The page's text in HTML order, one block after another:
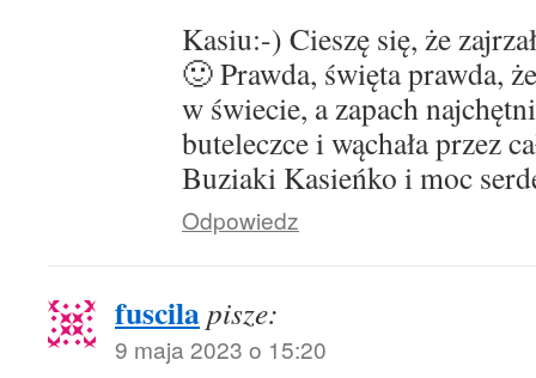
Kasiu:-) Cieszę się, że
🙂 Prawda, święta prawda,
w świecie, a zapach
buteleczce i wąchała przez
Buziaki Kasieńko i moc
Odpowiedz
fuscilapisze:
9 maja 2023 o 15:20